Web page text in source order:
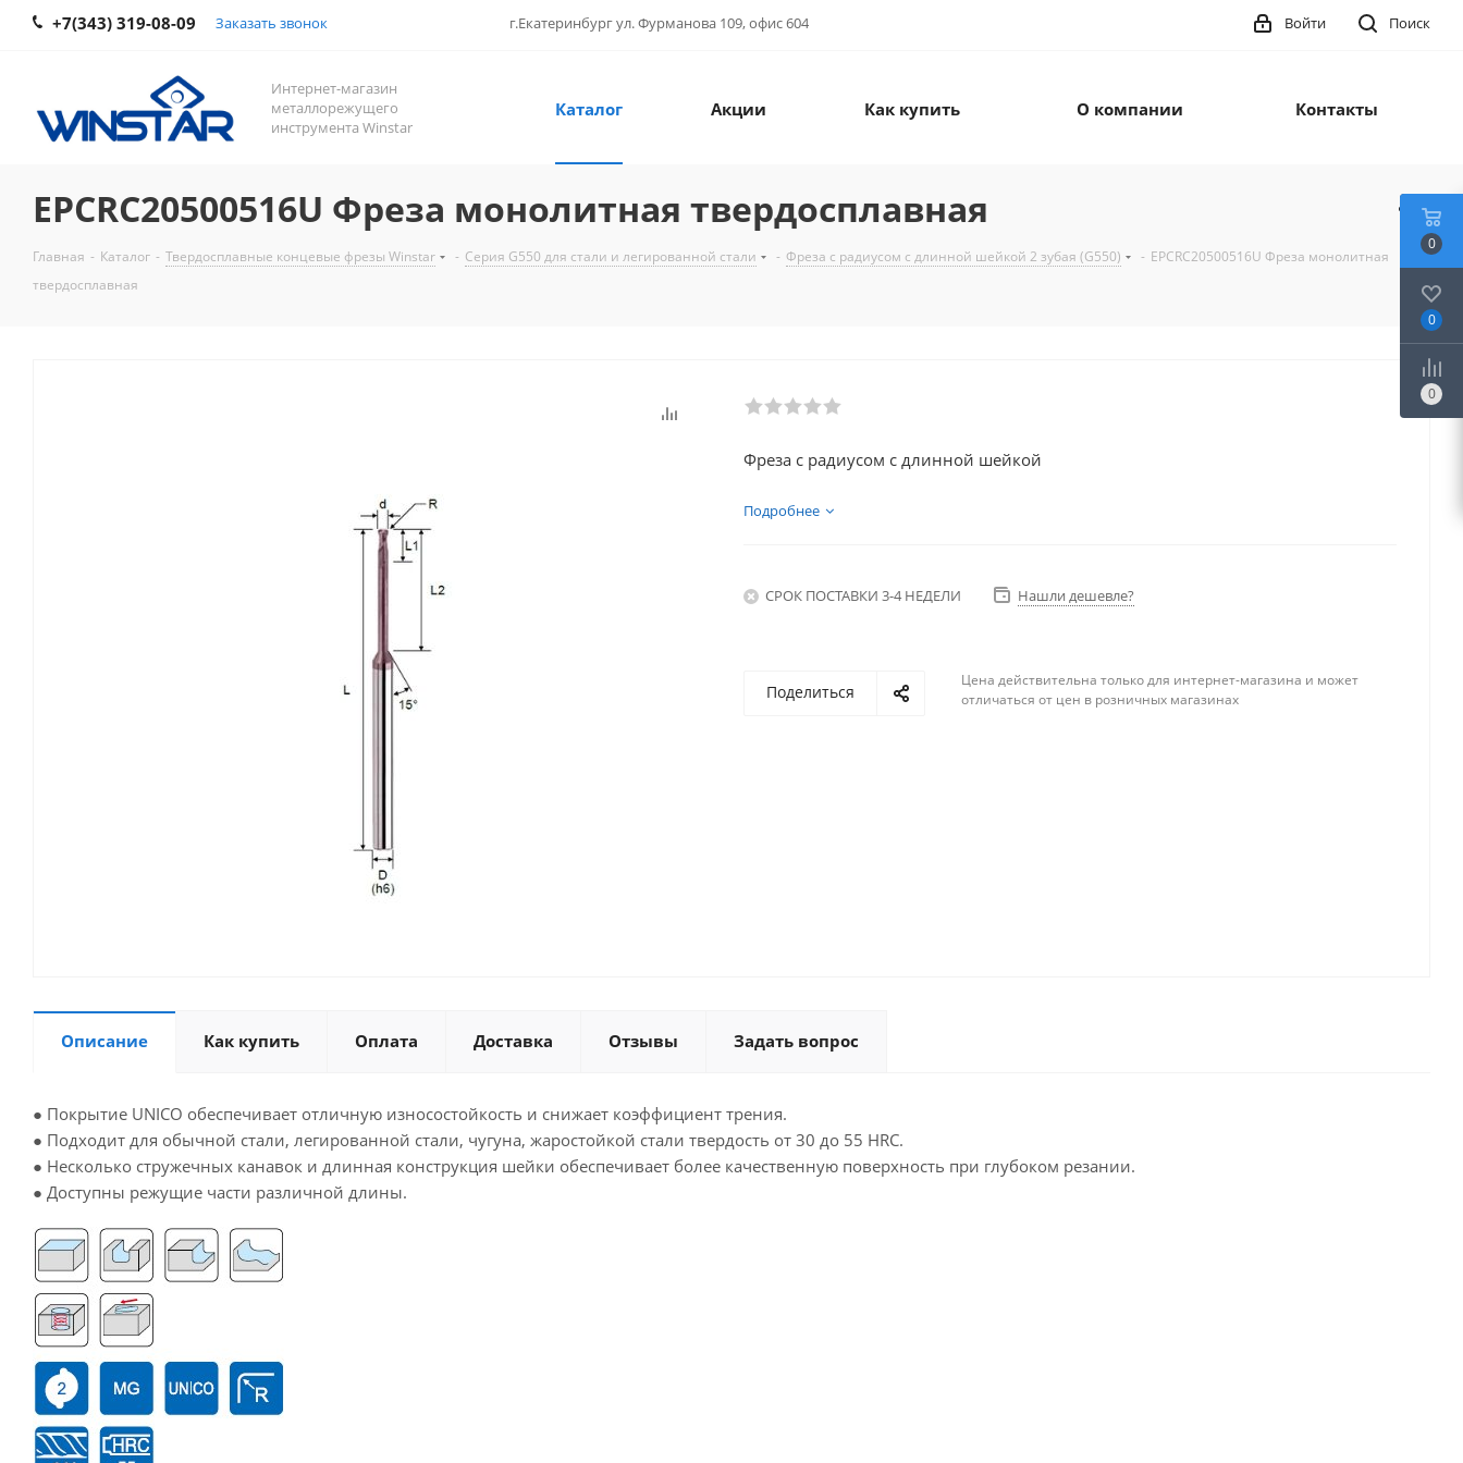
+7(343) 319-08-09 Заказать звонок г.Екатеринбург ул. Фурманова 109, офис 604 Поиск
Войти
Интернет-магазин
металлорежущего
инструмента Winstar
Каталог Акции Как купить О компании Контакты
EPCRC20500516U Фреза монолитная твердосплавная
Главная - Каталог - Твердосплавные концевые фрезы Winstar - Серия G550 для стали и легированной стали - Фреза с радиусом с длинной шейкой 2 зубая (G550) - EPCRC20500516U Фреза монолитная
твердосплавная
Фреза с радиусом с длинной шейкой
Подробнее
СРОК ПОСТАВКИ 3-4 НЕДЕЛИ Нашли дешевле?
Поделиться
Цена действительна только для интернет-магазина и может
отличаться от цен в розничных магазинах
Описание Как купить Оплата Доставка Отзывы Задать вопрос
● Покрытие UNICO обеспечивает отличную износостойкость и снижает коэффициент трения.
● Подходит для обычной стали, легированной стали, чугуна, жаростойкой стали твердость от 30 до 55 HRC.
● Несколько стружечных канавок и длинная конструкция шейки обеспечивает более качественную поверхность при глубоком резании.
● Доступны режущие части различной длины.
0
0
0